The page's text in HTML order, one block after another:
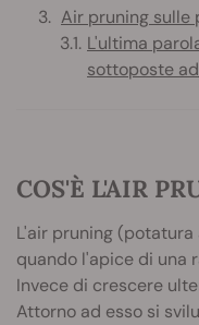
Air pruning sulle
L'ultima
sottoposte
COS'È L'AIR
L'air pruning
quando l'apice di una
Invece di crescere
Attorno ad esso si